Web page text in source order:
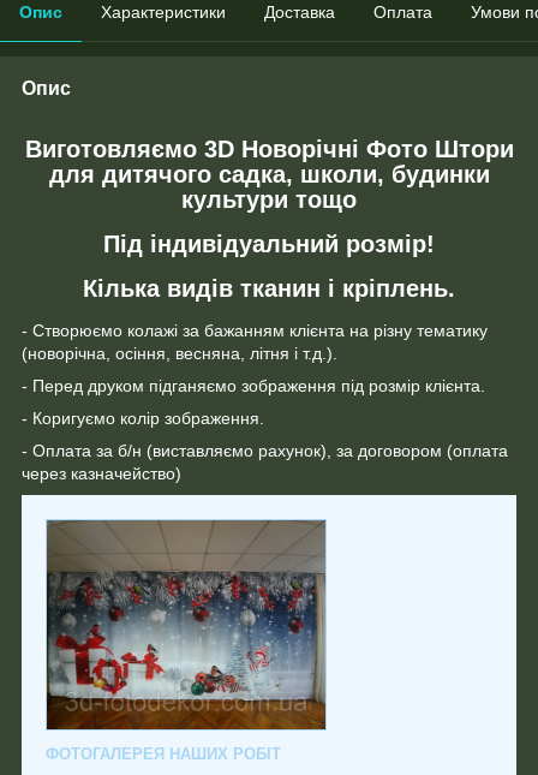
Опис Характеристики Доставка Оплата Умови
Опис
Виготовляємо 3D Новорічні Фото Штори
для дитячого садка, школи, будинки
культури тощо
Під індивідуальний розмір!
Кілька видів тканин і кріплень.
- Створюємо колажі за бажанням клієнта на різну тематику
(новорічна, осіння, весняна, літня і т.д.).
- Перед друком підганяємо зображення під розмір клієнта.
- Коригуємо колір зображення.
- Оплата за б/н (виставляємо рахунок), за договором (оплата
через казначейство)
ФОТОГАЛЕРЕЯ НАШИХ РОБІТ